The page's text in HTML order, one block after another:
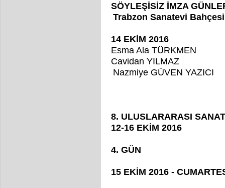
SÖYLEŞİSİZ İMZA
Trabzon Sanatevi Bahçesi
14 EKİM 2016
Esma Ala TÜRKMEN
Cavidan YILMAZ
Nazmiye GÜVEN YAZICI
8. ULUSLARARASI
12-16 EKİM 2016
4. GÜN
15 EKİM 2016 -